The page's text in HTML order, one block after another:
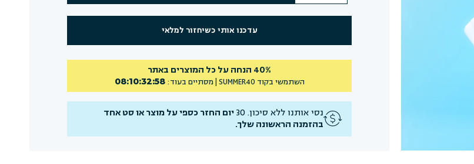
עדכנו אותי כשיחזור למלאי
40% הנחה על כל המוצרים באתר
השתמשי בקוד SUMMER40 | מסתיים בעוד: 08:10:32:57
נסי אותנו ללא סיכון. 30
יום החזר כספי על מוצר או סט אחד
בהזמנה הראשונה שלך.